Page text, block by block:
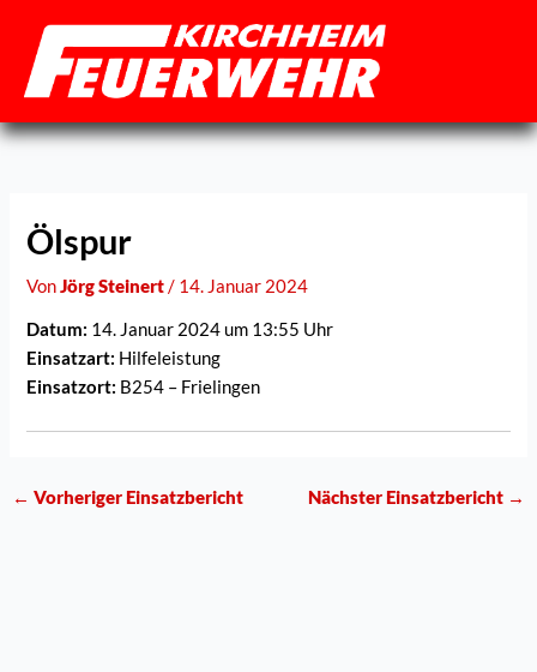
Inhalt
springen
Ölspur
VonJörg Steinert/ 14. Januar 2024
Datum: 14. Januar 2024 um 13:55 Uhr
Einsatzart: Hilfeleistung
Einsatzort: B254 – Frielingen
← Vorheriger Einsatzbericht Nächster Einsatzbericht →